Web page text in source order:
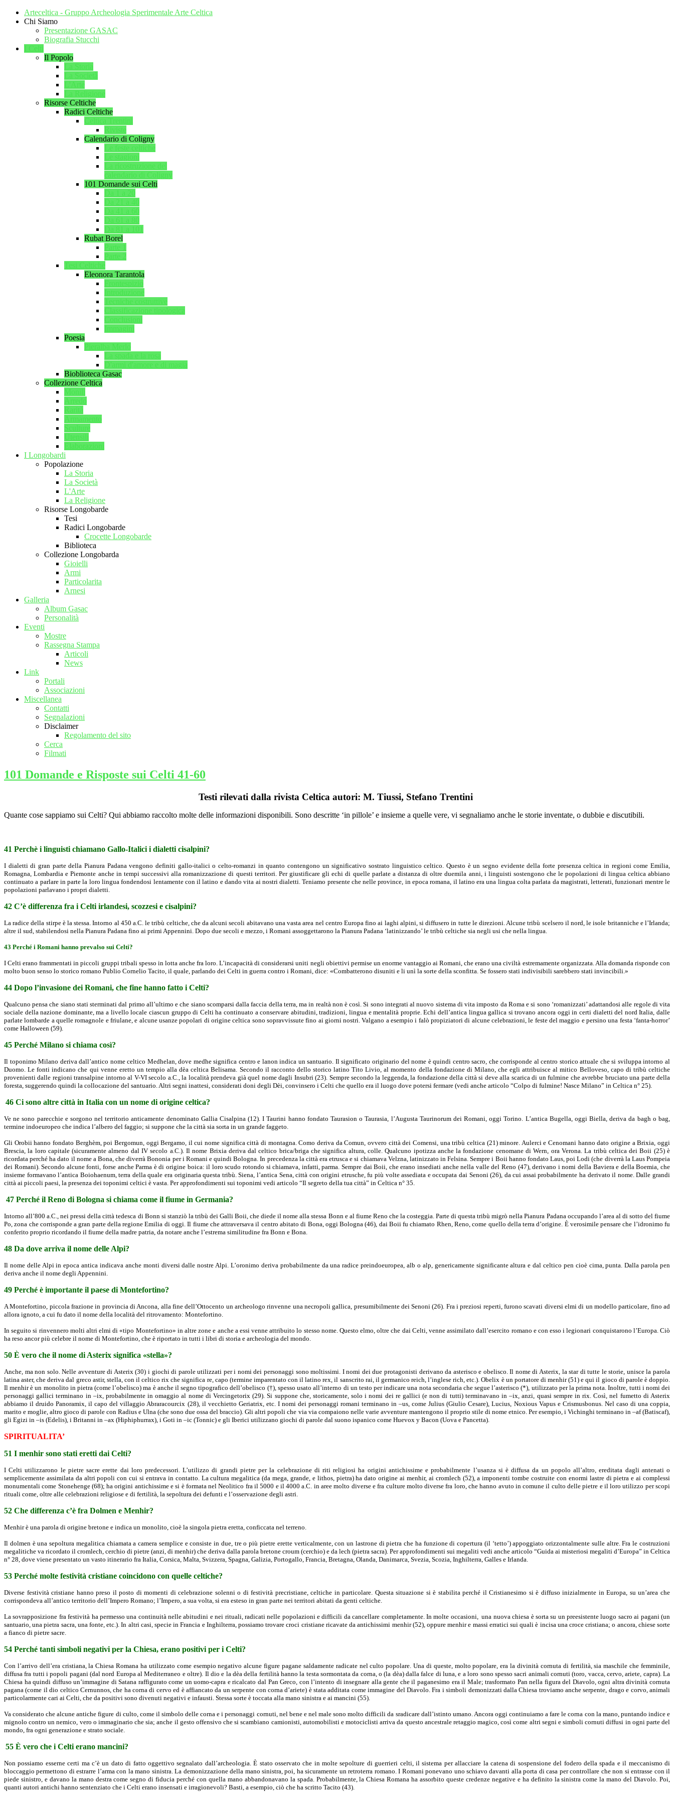
Arteceltica - Gruppo Archeologia Sperimentale Arte Celtica
Chi Siamo
Presentazione GASAC
Biografia Stucchi
Il Popolo
Risorse Celtiche
Radici Celtiche
Calendario di Coligny
101 Domande sui Celti
Rubat Borel
Eleonora Tarantola
Poesia
Bioblioteca Gasac
Collezione Celtica
I Longobardi
Popolazione
La Storia
La Società
L'Arte
La Religione
Risorse Longobarde
Tesi
Radici Longobarde
Crocette Longobarde
Biblioteca
Collezione Longobarda
Gioielli
Armi
Particolarita
Arnesi
Galleria
Album Gasac
Personalità
Eventi
Mostre
Rassegna Stampa
Articoli
News
Link
Portali
Associazioni
Miscellanea
Contatti
Segnalazioni
Disclaimer
Regolamento del sito
Cerca
Filmati
101 Domande e Risposte sui Celti 41-60
Testi rilevati dalla rivista Celtica autori: M. Tiussi, Stefano Trentini
Quante cose sappiamo sui Celti? Qui abbiamo raccolto molte delle informazioni disponibili. Sono descritte ‘in pillole’ e insieme a quelle vere, vi segnaliamo anche le storie inventate, o dubbie e discutibili.
41 Perchè i linguisti chiamano Gallo-Italici i dialetti cisalpini?
I dialetti di gran parte della Pianura Padana vengono definiti gallo-italici o celto-romanzi in quanto contengono un significativo sostrato linguistico celtico. Questo è un segno evidente della forte presenza celtica in regioni come Emilia,
Romagna, Lombardia e Piemonte anche in tempi successivi alla romanizzazione di questi territori. Per giustificare gli echi di quelle parlate a distanza di oltre duemila anni, i linguisti sostengono che le popolazioni di lingua celtica abbiano
continuato a parlare in parte la loro lingua fondendosi lentamente con il latino e dando vita ai nostri dialetti. Teniamo presente che nelle province, in epoca romana, il latino era una lingua colta parlata da magistrati, letterati, funzionari mentre le
popolazioni parlavano i propri dialetti.
42 C’è differenza fra i Celti irlandesi, scozzesi e cisalpini?
La radice della stirpe è la stessa. Intorno al 450 a.C. le tribù celtiche, che da alcuni secoli abitavano una vasta area nel centro Europa fino ai laghi alpini, si diffusero in tutte le direzioni. Alcune tribù scelsero il nord, le isole britanniche e l’Irlanda;
altre il sud, stabilendosi nella Pianura Padana fino ai primi Appennini. Dopo due secoli e mezzo, i Romani assoggettarono la Pianura Padana ‘latinizzando’ le tribù celtiche sia negli usi che nella lingua.
43 Perché i Romani hanno prevalso sui Celti?
I Celti erano frammentati in piccoli gruppi tribali spesso in lotta anche fra loro. L’incapacità di considerarsi uniti negli obiettivi permise un enorme vantaggio ai Romani, che erano una civiltà estremamente organizzata. Alla domanda risponde con
molto buon senso lo storico romano Publio Cornelio Tacito, il quale, parlando dei Celti in guerra contro i Romani, dice: «Combatterono disuniti e li unì la sorte della sconfitta. Se fossero stati indivisibili sarebbero stati invincibili.»
44 Dopo l’invasione dei Romani, che fine hanno fatto i Celti?
Qualcuno pensa che siano stati sterminati dal primo all’ultimo e che siano scomparsi dalla faccia della terra, ma in realtà non è così. Si sono integrati al nuovo sistema di vita imposto da Roma e si sono ‘romanizzati’ adattandosi alle regole di vita
sociale della nazione dominante, ma a livello locale ciascun gruppo di Celti ha continuato a conservare abitudini, tradizioni, lingua e mentalità proprie. Echi dell’antica lingua gallica si trovano ancora oggi in certi dialetti del nord Italia, dalle
parlate lombarde a quelle romagnole e friulane, e alcune usanze popolari di origine celtica sono sopravvissute fino ai giorni nostri. Valgano a esempio i falò propiziatori di alcune celebrazioni, le feste del maggio e persino una festa ‘fanta-horror’
come Halloween (59).
45 Perché Milano si chiama così?
Il toponimo Milano deriva dall’antico nome celtico Medhelan, dove medhe significa centro e lanon indica un santuario. Il significato originario del nome è quindi centro sacro, che corrisponde al centro storico attuale che si sviluppa intorno al
Duomo. Le fonti indicano che qui venne eretto un tempio alla dèa celtica Belisama. Secondo il racconto dello storico latino Tito Livio, al momento della fondazione di Milano, che egli attribuisce al mitico Belloveso, capo di tribù celtiche
provenienti dalle regioni transalpine intorno al V-VI secolo a.C., la località prendeva già quel nome dagli Insubri (23). Sempre secondo la leggenda, la fondazione della città si deve alla scarica di un fulmine che avrebbe bruciato una parte della
foresta, suggerendo quindi la collocazione del santuario. Altri segni inattesi, considerati doni degli Dèi, convinsero i Celti che quello era il luogo dove potersi fermare (vedi anche articolo “Colpo di fulmine! Nasce Milano” in Celtica n° 25).
46 Ci sono altre città in Italia con un nome di origine celtica?
Ve ne sono parecchie e sorgono nel territorio anticamente denominato Gallia Cisalpina (12). I Taurini hanno fondato Taurasion o Taurasia, l’Augusta Taurinorum dei Romani, oggi Torino. L’antica Bugella, oggi Biella, deriva da bagh o bag,
termine indoeuropeo che indica l’albero del faggio; si suppone che la città sia sorta in un grande faggeto.
Gli Orobii hanno fondato Berghèm, poi Bergomun, oggi Bergamo, il cui nome significa città di montagna. Como deriva da Comun, ovvero città dei Comensi, una tribù celtica (21) minore. Aulerci e Cenomani hanno dato origine a Brixia, oggi
Brescia, la loro capitale (sicuramente almeno dal IV secolo a.C.). Il nome Brixia deriva dal celtico brica/briga che significa altura, colle. Qualcuno ipotizza anche la fondazione cenomane di Wern, ora Verona. La tribù celtica dei Boii (25) è
ricordata perché ha dato il nome a Bona, che diverrà Bononia per i Romani e quindi Bologna. In precedenza la città era etrusca e si chiamava Velzna, latinizzato in Felsina. Sempre i Boii hanno fondato Laus, poi Lodi (che diverrà la Laus Pompeia
dei Romani). Secondo alcune fonti, forse anche Parma è di origine boica: il loro scudo rotondo si chiamava, infatti, parma. Sempre dai Boii, che erano insediati anche nella valle del Reno (47), derivano i nomi della Baviera e della Boemia, che
insieme formavano l’antica Boiohaenum, terra della quale era originaria questa tribù. Siena, l’antica Sena, città con origini etrusche, fu più volte assediata e occupata dai Senoni (26), da cui assai probabilmente ha derivato il nome. Dalle grandi
città ai piccoli paesi, la presenza dei toponimi celtici è vasta. Per approfondimenti sui toponimi vedi articolo “Il segreto della tua città” in Celtica n° 35.
47 Perché il Reno di Bologna si chiama come il fiume in Germania?
Intorno all’800 a.C., nei pressi della città tedesca di Bonn si stanziò la tribù dei Galli Boii, che diede il nome alla stessa Bonn e al fiume Reno che la costeggia. Parte di questa tribù migrò nella Pianura Padana occupando l’area al di sotto del fiume
Po, zona che corrisponde a gran parte della regione Emilia di oggi. Il fiume che attraversava il centro abitato di Bona, oggi Bologna (46), dai Boii fu chiamato Rhen, Reno, come quello della terra d’origine. È verosimile pensare che l’idronimo fu
conferito proprio ricordando il fiume della madre patria, da notare anche l’estrema similitudine fra Bonn e Bona.
48 Da dove arriva il nome delle Alpi?
Il nome delle Alpi in epoca antica indicava anche monti diversi dalle nostre Alpi. L’oronimo deriva probabilmente da una radice preindoeuropea, alb o alp, genericamente significante altura e dal celtico pen cioè cima, punta. Dalla parola pen
deriva anche il nome degli Appennini.
49 Perché è importante il paese di Montefortino?
A Montefortino, piccola frazione in provincia di Ancona, alla fine dell’Ottocento un archeologo rinvenne una necropoli gallica, presumibilmente dei Senoni (26). Fra i preziosi reperti, furono scavati diversi elmi di un modello particolare, fino ad
allora ignoto, a cui fu dato il nome della località del ritrovamento: Montefortino.
In seguito si rinvennero molti altri elmi di «tipo Montefortino» in altre zone e anche a essi venne attribuito lo stesso nome. Questo elmo, oltre che dai Celti, venne assimilato dall’esercito romano e con esso i legionari conquistarono l’Europa. Ciò
ha reso ancor più celebre il nome di Montefortino, che è riportato in tutti i libri di storia e archeologia del mondo.
50 È vero che il nome di Asterix significa «stella»?
Anche, ma non solo. Nelle avventure di Asterix (30) i giochi di parole utilizzati per i nomi dei personaggi sono moltissimi. I nomi dei due protagonisti derivano da asterisco e obelisco. Il nome di Asterix, la star di tutte le storie, unisce la parola
latina aster, che deriva dal greco astir, stella, con il celtico rix che significa re, capo (termine imparentato con il latino rex, il sanscrito rai, il germanico reich, l’inglese rich, etc.). Obelix è un portatore di menhir (51) e qui il gioco di parole è doppio.
Il menhir è un monolito in pietra (come l’obelisco) ma è anche il segno tipografico dell’obelisco (†), spesso usato all’interno di un testo per indicare una nota secondaria che segue l’asterisco (*), utilizzato per la prima nota. Inoltre, tutti i nomi dei
personaggi gallici terminano in –ix, probabilmente in omaggio al nome di Vercingetorix (29). Si suppone che, storicamente, solo i nomi dei re gallici (e non di tutti) terminavano in –ix, anzi, quasi sempre in rix. Così, nel fumetto di Asterix
abbiamo il druido Panoramix, il capo del villaggio Abraracourcix (28), il vecchietto Geriatrix, etc. I nomi dei personaggi romani terminano in –us, come Julius (Giulio Cesare), Lucius, Noxious Vapus e Crismusbonus. Nel caso di una coppia,
marito e moglie, altro gioco di parole con Radius e Ulna (che sono due ossa del braccio). Gli altri popoli che via via compaiono nelle varie avventure mantengono il proprio stile di nome etnico. Per esempio, i Vichinghi terminano in –af (Batiscaf),
gli Egizi in –is (Edelis), i Britanni in –ax (Hiphiphurrax), i Goti in –ic (Tonnic) e gli Iberici utilizzano giochi di parole dal suono ispanico come Huevox y Bacon (Uova e Pancetta).
SPIRITUALITA’
51 I menhir sono stati eretti dai Celti?
I Celti utilizzarono le pietre sacre erette dai loro predecessori. L’utilizzo di grandi pietre per la celebrazione di riti religiosi ha origini antichissime e probabilmente l’usanza si è diffusa da un popolo all’altro, ereditata dagli antenati o
semplicemente assimilata da altri popoli con cui si entrava in contatto. La cultura megalitica (da mega, grande, e lithos, pietra) ha dato origine ai menhir, ai cromlech (52), a imponenti tombe costruite con enormi lastre di pietra e ai complessi
monumentali come Stonehenge (68); ha origini antichissime e si è formata nel Neolitico fra il 5000 e il 4000 a.C. in aree molto diverse e fra culture molto diverse fra loro, che hanno avuto in comune il culto delle pietre e il loro utilizzo per scopi
rituali come, oltre alle celebrazioni religiose e di fertilità, la sepoltura dei defunti e l’osservazione degli astri.
52 Che differenza c’è fra Dolmen e Menhir?
Menhir è una parola di origine bretone e indica un monolito, cioè la singola pietra eretta, conficcata nel terreno.
Il dolmen è una sepoltura megalitica chiamata a camera semplice e consiste in due, tre o più pietre erette verticalmente, con un lastrone di pietra che ha funzione di copertura (il ‘tetto’) appoggiato orizzontalmente sulle altre. Fra le costruzioni
megalitiche va ricordato il cromlech, cerchio di pietre (anzi, di menhir) che deriva dalla parola bretone croum (cerchio) e da lech (pietra sacra). Per approfondimenti sui megaliti vedi anche articolo “Guida ai misteriosi megaliti d’Europa” in Celtica
n° 28, dove viene presentato un vasto itinerario fra Italia, Corsica, Malta, Svizzera, Spagna, Galizia, Portogallo, Francia, Bretagna, Olanda, Danimarca, Svezia, Scozia, Inghilterra, Galles e Irlanda.
53 Perché molte festività cristiane coincidono con quelle celtiche?
Diverse festività cristiane hanno preso il posto di momenti di celebrazione solenni o di festività precristiane, celtiche in particolare. Questa situazione si è stabilita perché il Cristianesimo si è diffuso inizialmente in Europa, su un’area che
corrispondeva all’antico territorio dell’Impero Romano; l’Impero, a sua volta, si era esteso in gran parte nei territori abitati da genti celtiche.
La sovrapposizione fra festività ha permesso una continuità nelle abitudini e nei rituali, radicati nelle popolazioni e difficili da cancellare completamente. In molte occasioni, una nuova chiesa è sorta su un preesistente luogo sacro ai pagani (un
santuario, una pietra sacra, una fonte, etc.). In altri casi, specie in Francia e Inghilterra, possiamo trovare croci cristiane ricavate da antichissimi menhir (52), oppure menhir e massi erratici sui quali è incisa una croce cristiana; o ancora, chiese sorte
a fianco di pietre sacre.
54 Perché tanti simboli negativi per la Chiesa, erano positivi per i Celti?
Con l’arrivo dell’era cristiana, la Chiesa Romana ha utilizzato come esempio negativo alcune figure pagane saldamente radicate nel culto popolare. Una di queste, molto popolare, era la divinità cornuta di fertilità, sia maschile che femminile,
diffusa fra tutti i popoli pagani (dal nord Europa al Mediterraneo e oltre). Il dio e la dèa della fertilità hanno la testa sormontata da corna, o (la dèa) dalla falce di luna, e a loro sono spesso sacri animali cornuti (toro, vacca, cervo, ariete, capra). La
Chiesa ha quindi diffuso un’immagine di Satana raffigurato come un uomo-capra e ricalcato dal Pan Greco, con l’intento di insegnare alla gente che il paganesimo era il Male; trasformato Pan nella figura del Diavolo, ogni altra divinità cornuta
pagana (come il dio celtico Cernunnos, che ha corna di cervo ed è affiancato da un serpente con corna d’ariete) è stata additata come immagine del Diavolo. Fra i simboli demonizzati dalla Chiesa troviamo anche serpente, drago e corvo, animali
particolarmente cari ai Celti, che da positivi sono divenuti negativi e infausti. Stessa sorte è toccata alla mano sinistra e ai mancini (55).
Va considerato che alcune antiche figure di culto, come il simbolo delle corna e i personaggi cornuti, nel bene e nel male sono molto difficili da sradicare dall’istinto umano. Ancora oggi continuiamo a fare le corna con la mano, puntando indice e
mignolo contro un nemico, vero o immaginario che sia; anche il gesto offensivo che si scambiano camionisti, automobilisti e motociclisti arriva da questo ancestrale retaggio magico, così come altri segni e simboli cornuti diffusi in ogni parte del
mondo, fra ogni generazione e strato sociale.
55 È vero che i Celti erano mancini?
Non possiamo esserne certi ma c’è un dato di fatto oggettivo segnalato dall’archeologia. È stato osservato che in molte sepolture di guerrieri celti, il sistema per allacciare la catena di sospensione del fodero della spada e il meccanismo di
bloccaggio permettono di estrarre l’arma con la mano sinistra. La demonizzazione della mano sinistra, poi, ha sicuramente un retroterra romano. I Romani ponevano uno schiavo davanti alla porta di casa per controllare che non si entrasse con il
piede sinistro, e davano la mano destra come segno di fiducia perché con quella mano abbandonavano la spada. Probabilmente, la Chiesa Romana ha assorbito queste credenze negative e ha definito la sinistra come la mano del Diavolo. Poi,
quanti autori antichi hanno sentenziato che i Celti erano insensati e irragionevoli? Basti, a esempio, ciò che ha scritto Tacito (43).